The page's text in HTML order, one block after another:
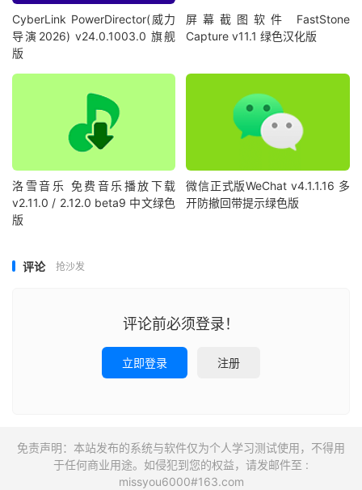
CyberLink PowerDirector(威力
导演2026) v24.0.1003.0 旗舰
版
屏幕截图软件 FastStone
Capture v11.1 绿色汉化版
洛雪音乐 免费音乐播放下载
v2.11.0 / 2.12.0 beta9 中文绿色
版
微信正式版WeChat v4.1.1.16 多
开防撤回带提示绿色版
评论 抢沙发
评论前必须登录！
立即登录 注册
免责声明：本站发布的系统与软件仅为个人学习测试使用，不得用
于任何商业用途。如侵犯到您的权益，请发邮件至 :
missyou6000#163.com